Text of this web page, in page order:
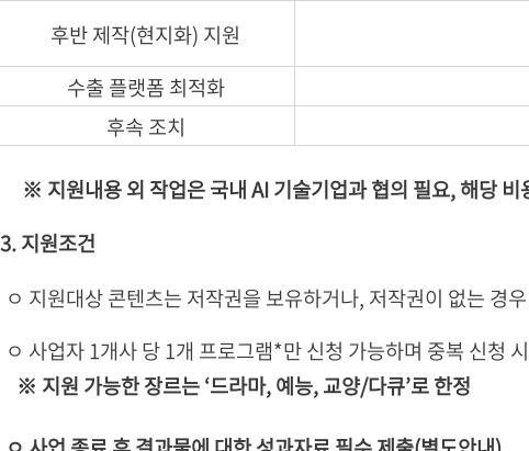
후반 제작(현지화) 지원
수출 플랫폼 최적화
후속 조치
※ 지원내용 외 작업은 국내 AI 기술기업과 협의 필요, 해당
3. 지원조건
ㅇ 지원대상 콘텐츠는 저작권을 보유하거나, 저작권이 없는 경
ㅇ 사업자 1개사 당 1개 프로그램*만 신청 가능하며 중복 신청
※ 지원 가능한 장르는 ‘드라마, 예능, 교양/다큐’로 한정